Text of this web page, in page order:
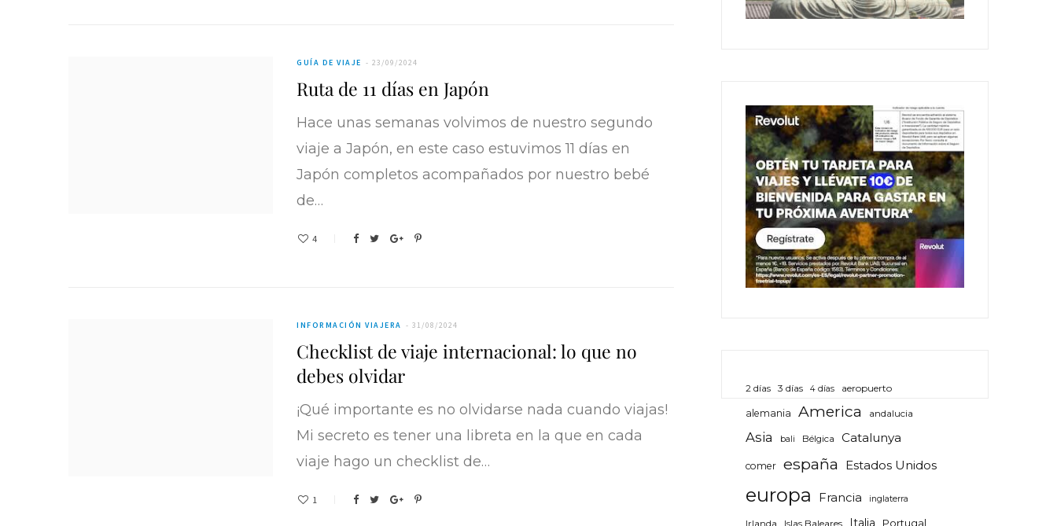
GUÍA DE VIAJE 23/09/2024
Ruta de 11 días en Japón
Hace unas semanas volvimos de nuestro segundo
viaje a Japón, en este caso estuvimos 11 días en
Japón completos acompañados por nuestro bebé
de…
4
INFORMACIÓN VIAJERA 31/08/2024
Checklist de viaje internacional: lo que no
debes olvidar
¡Qué importante es no olvidarse nada cuando viajas!
Mi secreto es tener una libreta en la que en cada
viaje hago un checklist de…
1
2 días 3 días 4 días aeropuerto
alemania America andalucia
Asia bali Bélgica Catalunya
comer españa Estados Unidos
europa Francia inglaterra
Irlanda Islas Baleares Italia Portugal